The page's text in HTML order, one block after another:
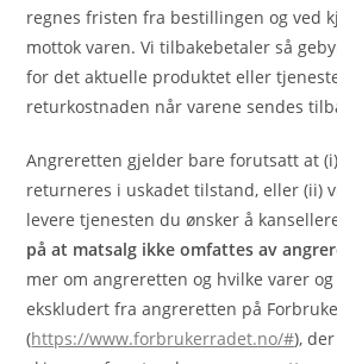
regnes fristen fra bestillingen og ved
mottok varen. Vi tilbakebetaler så
for det aktuelle produktet eller
returkostnaden når varene sendes
Angreretten gjelder bare forutsatt at
returneres i uskadet tilstand, eller (ii)
levere tjenesten du ønsker å
på at matsalg ikke omfattes av
mer om angreretten og hvilke varer
ekskludert fra angreretten på
(https://www.forbrukerradet.no/#),